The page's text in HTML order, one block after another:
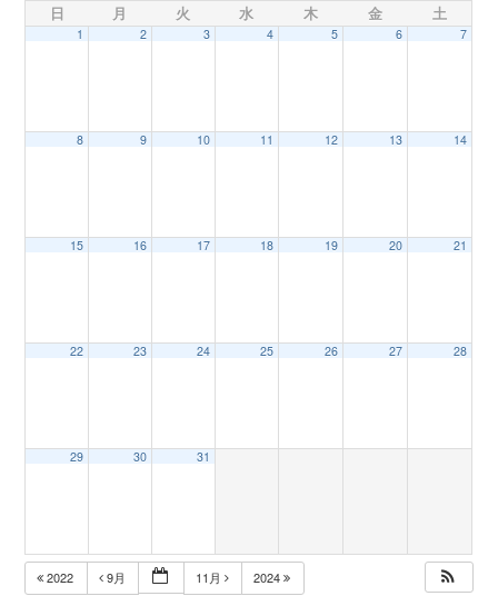
i
日 月 火 水 木 金 土
1 2 3 4 5 6 7
8 9 10 11 12 13 14
15 16 17 18 19 20 21
22 23 24 25 26 27 28
29 30 31
2022 9月 11月 2024